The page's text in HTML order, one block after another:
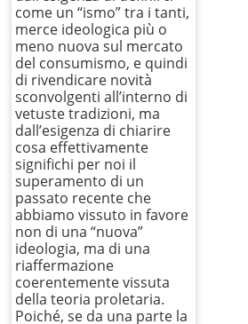
come un “ismo” tra i tanti,
merce ideologica più o
meno nuova sul mercato
del consumismo, e quindi
di rivendicare novità
sconvolgenti all’interno di
vetuste tradizioni, ma
dall’esigenza di chiarire
cosa effettivamente
significhi per noi il
superamento di un
passato recente che
abbiamo vissuto in favore
non di una “nuova”
ideologia, ma di una
riaffermazione
coerentemente vissuta
della teoria proletaria.
Poiché, se da una parte la